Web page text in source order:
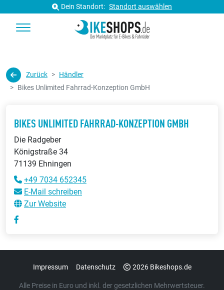
Dein Standort: Standort auswählen
Zurück
Händler
Bikes Unlimited Fahrrad-Konzeption GmbH
BIKES UNLIMITED FAHRRAD-KONZEPTION GMBH
Die Radgeber
Königstraße 34
71139 Ehningen
+49 7034 652345
E-Mail schreiben
Zur Website
Impressum Datenschutz 2026 Bikeshops.de
Alle Preise in Euro und inkl. der gesetzlichen Mehrwertsteuer.